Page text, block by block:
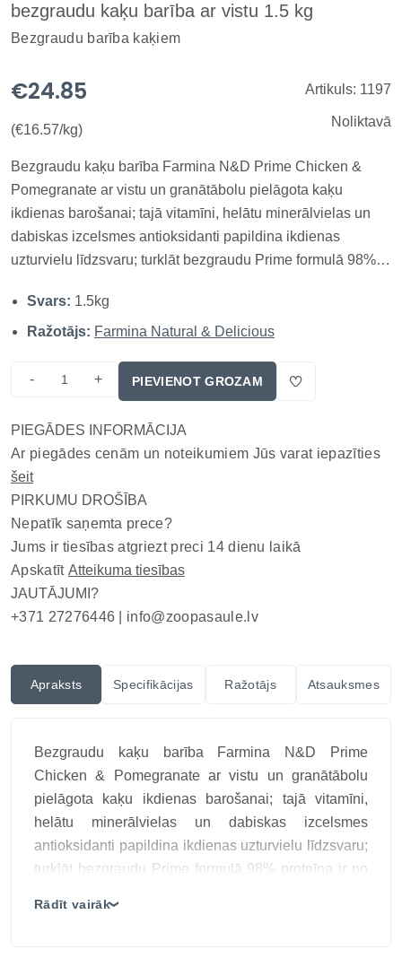
bezgraudu kaķu barība ar vistu 1.5 kg
Bezgraudu barība kaķiem
€24.85
(€16.57/kg)
Artikuls: 1197
Noliktavā
Bezgraudu kaķu barība Farmina N&D Prime Chicken &
Pomegranate ar vistu un granātābolu pielāgota kaķu
ikdienas barošanai; tajā vitamīni, helātu minerālvielas un
dabiskas izcelsmes antioksidanti papildina ikdienas
uzturvielu līdzsvaru; turklāt bezgraudu Prime formulā 98%
masu; vienlaikus formāts ļauj uzsākt regulāru barošanu un
sekot kaķa pa...
Svars: 1.5kg
Ražotājs: Farmina Natural & Delicious
- + PIEVIENOT GROZAM
PIEGĀDES INFORMĀCIJA
Ar piegādes cenām un noteikumiem Jūs varat iepazīties
šeit
PIRKUMU DROŠĪBA
Nepatīk saņemta prece?
Jums ir tiesības atgriezt preci 14 dienu laikā
Apskatīt Atteikuma tiesības
JAUTĀJUMI?
+371 27276446 | info@zoopasaule.lv
Apraksts Specifikācijas Ražotājs Atsauksmes
Bezgraudu kaķu barība Farmina N&D Prime
Chicken & Pomegranate ar vistu un granātābolu
pielāgota kaķu ikdienas barošanai; tajā vitamīni,
helātu minerālvielas un dabiskas izcelsmes
antioksidanti papildina ikdienas uzturvielu līdzsvaru;
turklāt bezgraudu Prime formulā 98% proteīna ir no
Rādīt vairāk❯